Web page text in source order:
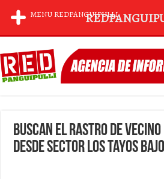
Buscan el rastro de
desde sector Los Tayos
MENU REDPANGUIPULLI